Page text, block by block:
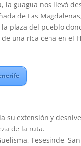
la guagua nos llevó
de Las
plaza del pueblo
una rica cena en el
su extensión y
de la ruta.
Tesesinde,